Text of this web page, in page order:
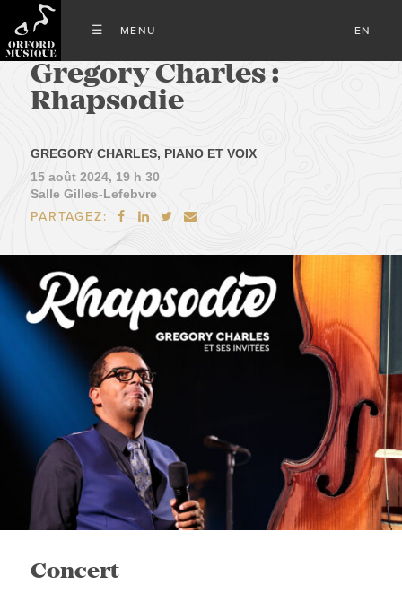
EN
Gregory Charles :
Rhapsodie
GREGORY CHARLES, PIANO ET VOIX
15 août 2024, 19 h 30
Salle Gilles-Lefebvre
PARTAGEZ:    
Concert